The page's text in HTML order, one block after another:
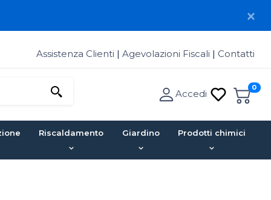
Assistenza Clienti | Agevolazioni Fiscali | Contatti
0
Accedi
Riscaldamento Giardino Prodotti chimici